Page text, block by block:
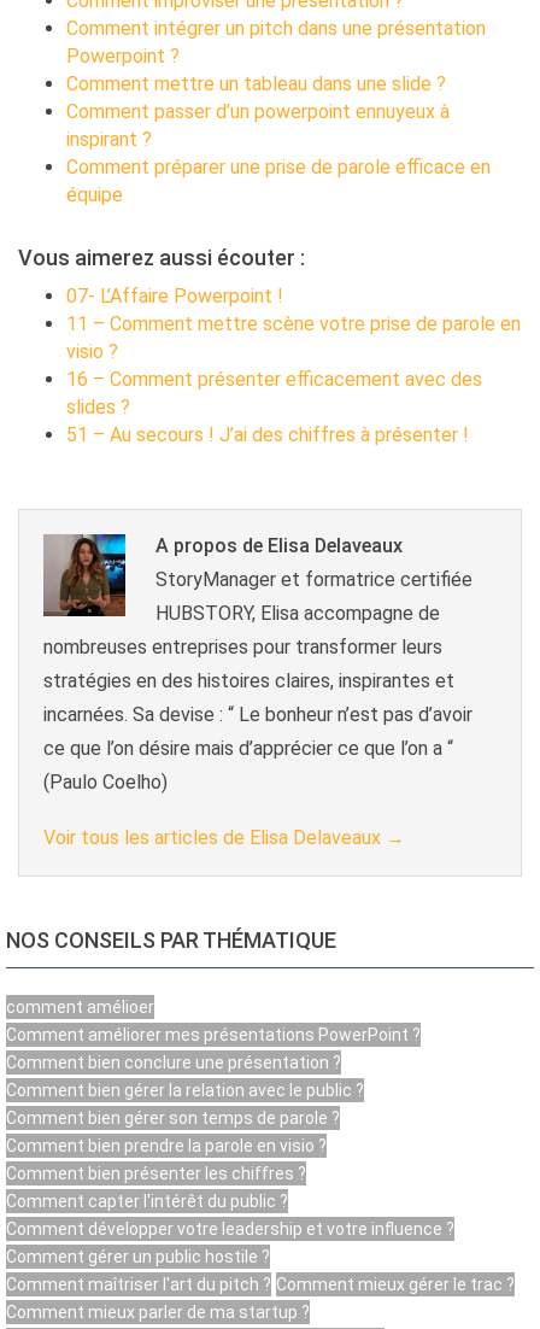
Comment intégrer un pitch dans une présentation
Powerpoint ?
Comment mettre un tableau dans une slide ?
Comment passer d’un powerpoint ennuyeux à
inspirant ?
Comment préparer une prise de parole efficace en
équipe
Vous aimerez aussi écouter :
07- L’Affaire Powerpoint !
11 – Comment mettre scène votre prise de parole en
visio ?
16 – Comment présenter efficacement avec des
slides ?
51 – Au secours ! J’ai des chiffres à présenter !
A propos de Elisa Delaveaux
StoryManager et formatrice certifiée
HUBSTORY, Elisa accompagne de
nombreuses entreprises pour transformer leurs
stratégies en des histoires claires, inspirantes et
incarnées. Sa devise : “ Le bonheur n’est pas d’avoir
ce que l’on désire mais d’apprécier ce que l’on a “
(Paulo Coelho)
Voir tous les articles de Elisa Delaveaux →
NOS CONSEILS PAR THÉMATIQUE
comment amélioer
Comment améliorer mes présentations PowerPoint ?
Comment bien conclure une présentation ?
Comment bien gérer la relation avec le public ?
Comment bien gérer son temps de parole ?
Comment bien prendre la parole en visio ?
Comment bien présenter les chiffres ?
Comment capter l'intérêt du public ?
Comment développer votre leadership et votre influence ?
Comment gérer un public hostile ?
Comment maîtriser l'art du pitch ? Comment mieux gérer le trac ?
Comment mieux parler de ma startup ?